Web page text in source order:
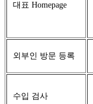
대표 Homepage
외부인 방문 등록
수입 검사